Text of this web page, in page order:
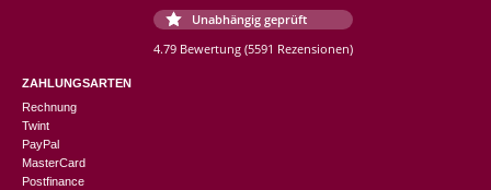
Unabhängig geprüft
4.79 Bewertung (5591 Rezensionen)
ZAHLUNGSARTEN
Rechnung
Twint
PayPal
MasterCard
Postfinance